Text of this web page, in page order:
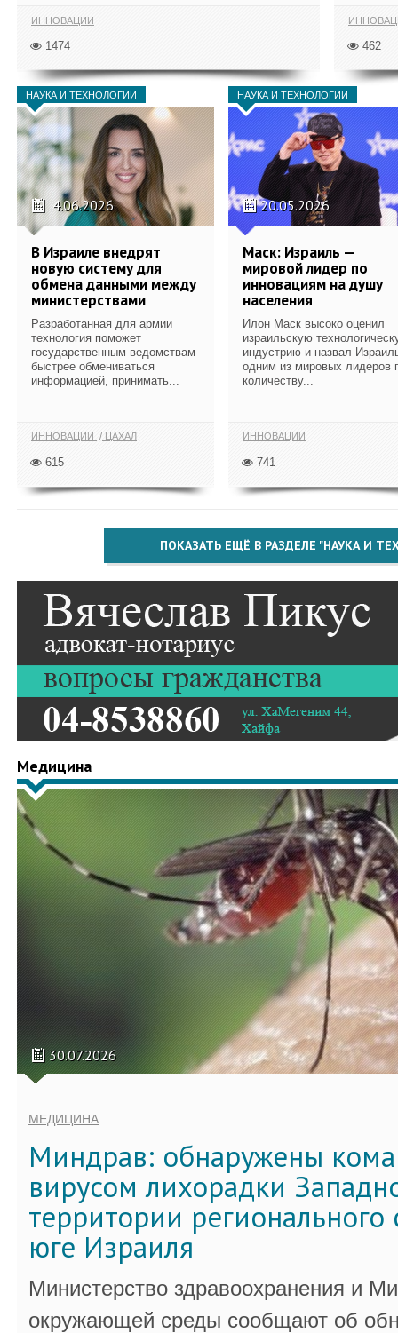
ИННОВАЦИИ
1474 462
НАУКА И ТЕХНОЛОГИИ
4.06.2026
В Израиле внедрят
новую систему для
обмена данными между
министерствами
Разработанная для армии
технология поможет
государственным ведомствам
быстрее обмениваться
информацией, принимать...
ИННОВАЦИИ ЦАХАЛ
615
НАУКА И ТЕХНОЛОГИИ
20.05.2026
Маск: Израиль —
мировой лидер по
инновациям на душу
населения
Илон Маск высоко оценил
израильскую
индустрию и назвал
одним из мировых лидеров
количеству...
ИННОВАЦИИ
741
ПОКАЗАТЬ ЕЩЁ В РАЗДЕЛЕ "НАУКА И
Медицина
30.07.2026
МЕДИЦИНА
Миндрав: обнаружены
вирусом лихорадки
территории регионального
юге Израиля
Министерство здравоохранения и
окружающей среды сообщают об